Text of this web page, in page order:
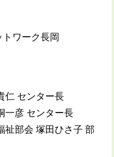
ワーク長岡
仁 センター長
一彦 センター長
祉部会 塚田ひさ子 部